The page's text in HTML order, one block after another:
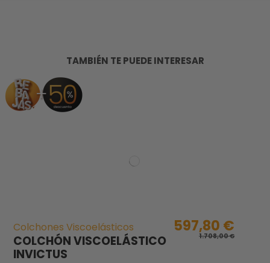
TAMBIÉN TE PUEDE INTERESAR
Colchones Viscoelásticos
COLCHÓN VISCOELÁSTICO
INVICTUS
597,80 €
1.708,00 €